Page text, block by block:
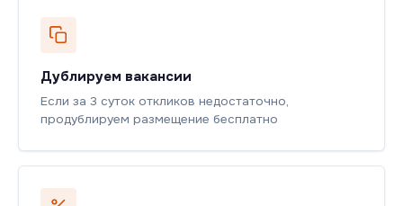
Дублируем вакансии
Если за 3 суток откликов недостаточно,
продублируем размещение бесплатно